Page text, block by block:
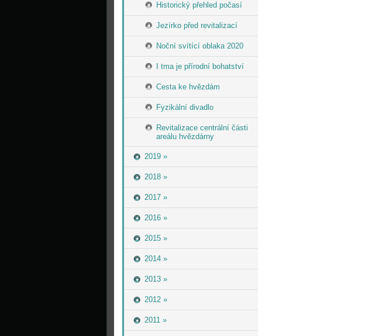
Historický přehled počasí
Jezírko před revitalizací
Noční svítící oblaka 2020
I tma je přírodní bohatství
Cesta ke hvězdám
Fyzikální divadlo
Revitalizace centrální části
areálu hvězdárny
2019 »
2018 »
2017 »
2016 »
2015 »
2014 »
2013 »
2012 »
2011 »